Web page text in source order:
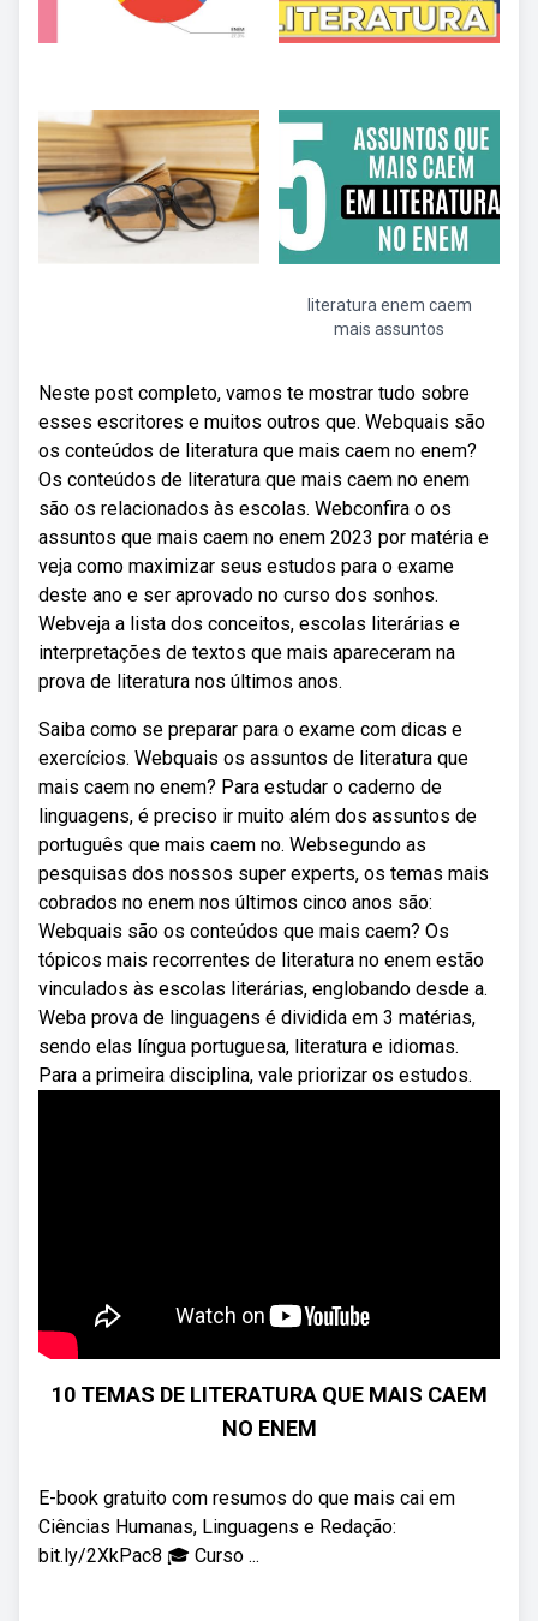
literatura enem caem
mais assuntos
Neste post completo, vamos te mostrar tudo sobre
esses escritores e muitos outros que. Webquais são
os conteúdos de literatura que mais caem no enem?
Os conteúdos de literatura que mais caem no enem
são os relacionados às escolas. Webconfira o os
assuntos que mais caem no enem 2023 por matéria e
veja como maximizar seus estudos para o exame
deste ano e ser aprovado no curso dos sonhos.
Webveja a lista dos conceitos, escolas literárias e
interpretações de textos que mais apareceram na
prova de literatura nos últimos anos.
Saiba como se preparar para o exame com dicas e
exercícios. Webquais os assuntos de literatura que
mais caem no enem? Para estudar o caderno de
linguagens, é preciso ir muito além dos assuntos de
português que mais caem no. Websegundo as
pesquisas dos nossos super experts, os temas mais
cobrados no enem nos últimos cinco anos são:
Webquais são os conteúdos que mais caem? Os
tópicos mais recorrentes de literatura no enem estão
vinculados às escolas literárias, englobando desde a.
Weba prova de linguagens é dividida em 3 matérias,
sendo elas língua portuguesa, literatura e idiomas.
Para a primeira disciplina, vale priorizar os estudos.
10 TEMAS DE LITERATURA QUE MAIS CAEM
NO ENEM
E-book gratuito com resumos do que mais cai em
Ciências Humanas, Linguagens e Redação:
bit.ly/2XkPac8 🎓 Curso ...